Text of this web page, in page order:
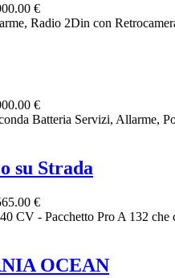
€
Radio 2Din con
€
Batteria Servizi, Allarme,
su Strada
€
- Pacchetto Pro A 132 che
OCEAN